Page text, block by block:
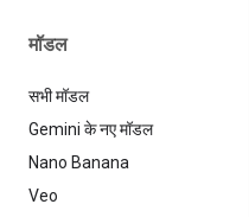
मॉडल
सभी मॉडल
Gemini के नए मॉडल
Nano Banana
Veo